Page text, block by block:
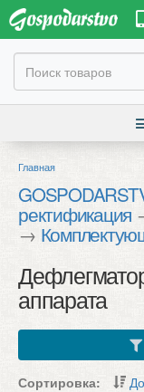
Главная
ректификация
→
аппарата
Сортировка: